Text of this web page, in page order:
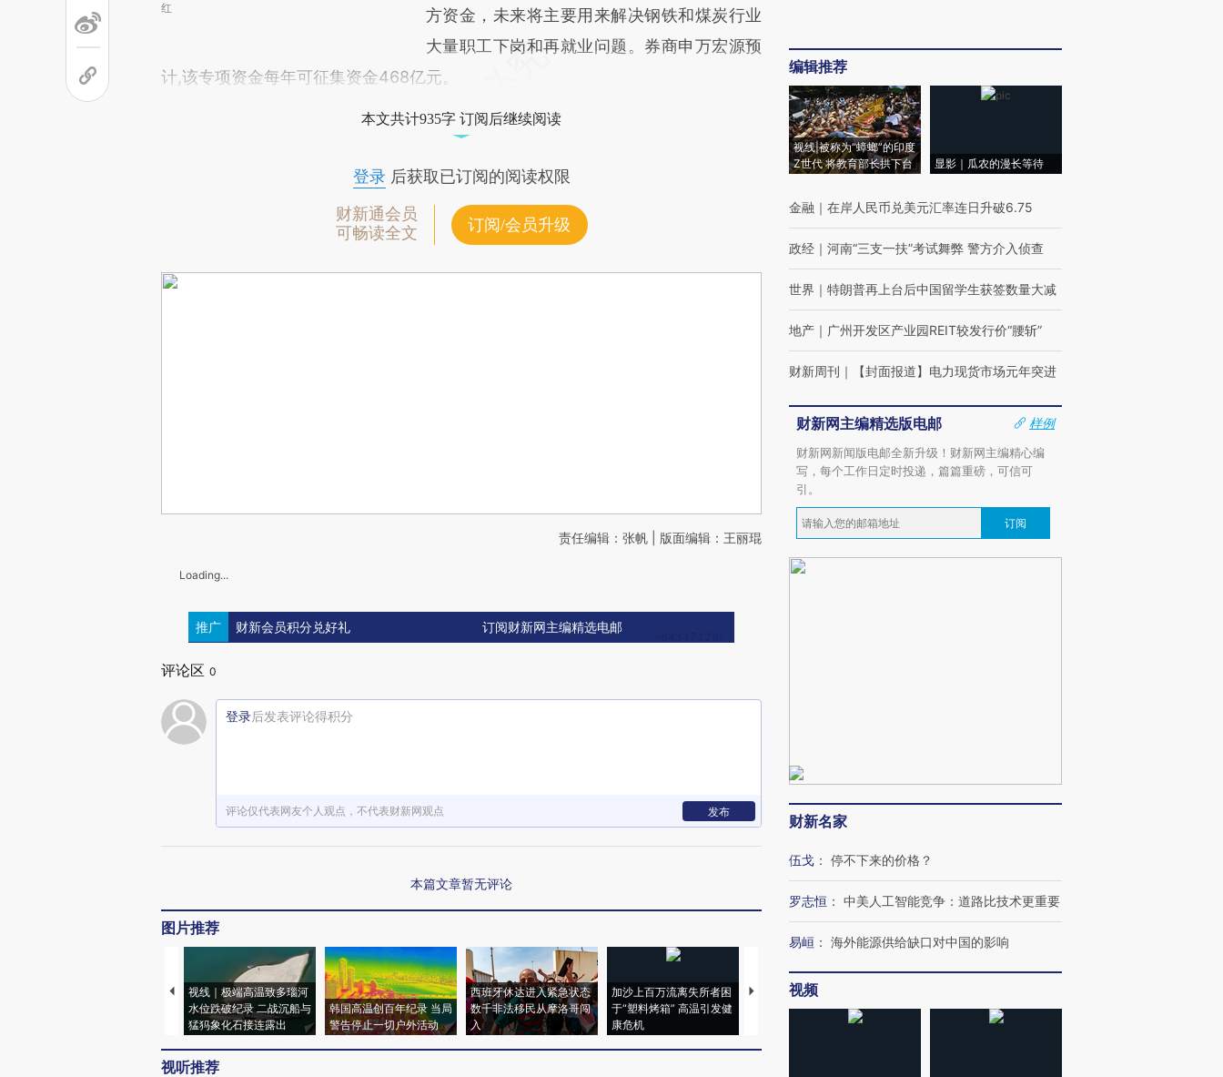
红
方资金，未来将主要用来解决钢铁和煤炭行业
大量职工下岗和再就业问题。券商申万宏源预
计,该专项资金每年可征集资金468亿元。
本文共计935字 订阅后继续阅读
登录后获取已订阅的阅读权限
财新通会员
可畅读全文
订阅/会员升级
责任编辑：张帆 | 版面编辑：王丽琨
Loading...
推广 财新会员积分兑好礼 订阅财新网主编精选电邮
评论区 0
登录后发表评论得积分
评论仅代表网友个人观点，不代表财新网观点 发布
本篇文章暂无评论
图片推荐
视线｜极端高温致多瑙河
水位跌破纪录 二战沉船与
猛犸象化石接连露出
韩国高温创百年纪录 当局
警告停止一切户外活动
西班牙休达进入紧急状态
数千非法移民从摩洛哥闯
入
加沙上百万流离失所者困
于“塑料烤箱” 高温引发健
康危机
马航飞行员跨国走私7万
粒摇头丸 尿检体内含3种
术：是什么让中产们甘
泽连斯基密集出访美英 索
视听推荐
编辑推荐
视线|被称为“蟑螂”的印度
Z世代 将教育部长拱下台
显影｜瓜农的漫长等待
金融 ｜ 在岸人民币兑美元汇率连日升破6.75
政经 ｜ 河南“三支一扶”考试舞弊 警方介入侦查
世界 ｜ 特朗普再上台后中国留学生获签数量大减
地产 ｜ 广州开发区产业园REIT较发行价“腰斩”
财新周刊 ｜ 【封面报道】电力现货市场元年突进
财新网主编精选版电邮
样例
财新网新闻版电邮全新升级！财新网主编精心编
写，每个工作日定时投递，篇篇重磅，可信可
引。
订阅
财新名家
伍戈 ： 停不下来的价格？
罗志恒 ： 中美人工智能竞争：道路比技术更重要
易峘 ： 海外能源供给缺口对中国的影响
视频